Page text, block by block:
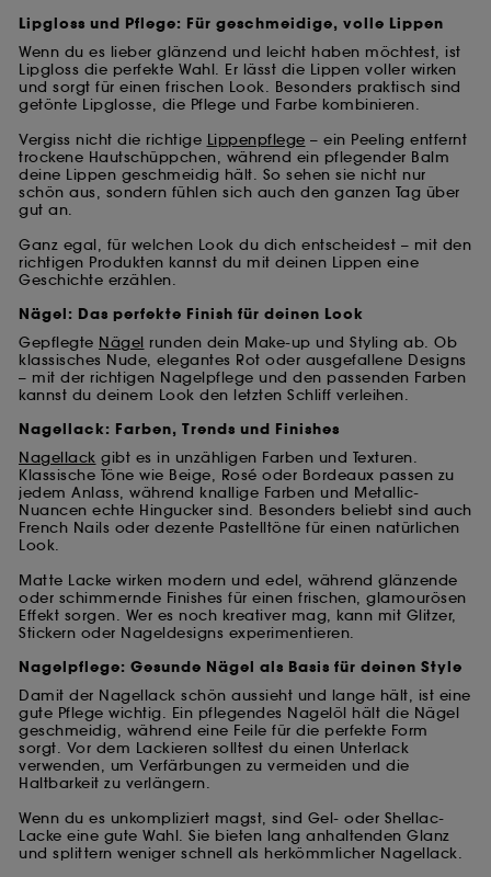
Lipgloss und Pflege: Für geschmeidige, volle Lippen
Wenn du es lieber glänzend und leicht haben möchtest, ist
Lipgloss die perfekte Wahl. Er lässt die Lippen voller wirken
und sorgt für einen frischen Look. Besonders praktisch sind
getönte Lipglosse, die Pflege und Farbe kombinieren.
Vergiss nicht die richtige Lippenpflege – ein Peeling entfernt
trockene Hautschüppchen, während ein pflegender Balm
deine Lippen geschmeidig hält. So sehen sie nicht nur
schön aus, sondern fühlen sich auch den ganzen Tag über
gut an.
Ganz egal, für welchen Look du dich entscheidest – mit den
richtigen Produkten kannst du mit deinen Lippen eine
Geschichte erzählen.
Nägel: Das perfekte Finish für deinen Look
Gepflegte Nägel runden dein Make-up und Styling ab. Ob
klassisches Nude, elegantes Rot oder ausgefallene Designs
– mit der richtigen Nagelpflege und den passenden Farben
kannst du deinem Look den letzten Schliff verleihen.
Nagellack: Farben, Trends und Finishes
Nagellack gibt es in unzähligen Farben und Texturen.
Klassische Töne wie Beige, Rosé oder Bordeaux passen zu
jedem Anlass, während knallige Farben und Metallic-
Nuancen echte Hingucker sind. Besonders beliebt sind auch
French Nails oder dezente Pastelltöne für einen natürlichen
Look.
Matte Lacke wirken modern und edel, während glänzende
oder schimmernde Finishes für einen frischen, glamourösen
Effekt sorgen. Wer es noch kreativer mag, kann mit Glitzer,
Stickern oder Nageldesigns experimentieren.
Nagelpflege: Gesunde Nägel als Basis für deinen Style
Damit der Nagellack schön aussieht und lange hält, ist eine
gute Pflege wichtig. Ein pflegendes Nagelöl hält die Nägel
geschmeidig, während eine Feile für die perfekte Form
sorgt. Vor dem Lackieren solltest du einen Unterlack
verwenden, um Verfärbungen zu vermeiden und die
Haltbarkeit zu verlängern.
Wenn du es unkompliziert magst, sind Gel- oder Shellac-
Lacke eine gute Wahl. Sie bieten lang anhaltenden Glanz
und splittern weniger schnell als herkömmlicher Nagellack.